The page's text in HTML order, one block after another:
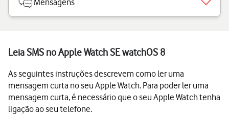
Mensagens
Leia SMS no Apple Watch SE watchOS 8
As seguintes instruções descrevem como ler uma
mensagem curta no seu Apple Watch. Para poder ler uma
mensagem curta, é necessário que o seu Apple Watch tenha
ligação ao seu telefone.